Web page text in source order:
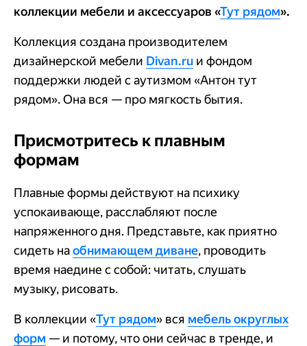
коллекции мебели и аксессуаров «Тут рядом».
Коллекция создана производителем
дизайнерской мебели Divan.ru и фондом
поддержки людей с аутизмом «Антон тут
рядом». Она вся — про мягкость бытия.
Присмотритесь к плавным
формам
Плавные формы действуют на психику
успокаивающе, расслабляют после
напряженного дня. Представьте, как приятно
сидеть наобнимающем диване, проводить
время наедине с собой: читать, слушать
музыку, рисовать.
В коллекции «Тут рядом» вся мебель округлых
форм — и потому, что они сейчас в тренде, и